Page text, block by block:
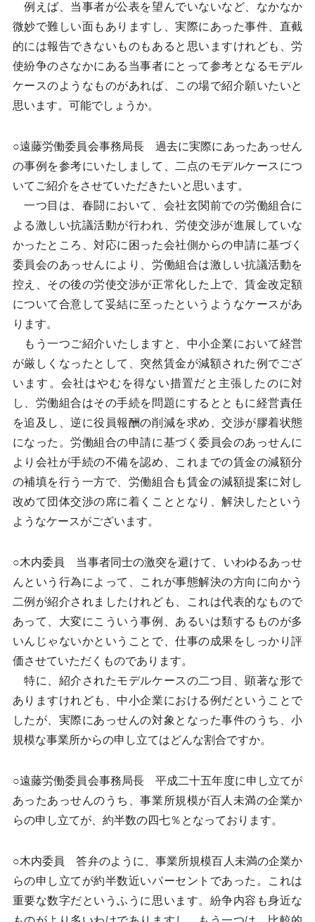
例えば、当事者が公表を望んでいないなど、なかなか
微妙で難しい面もありますし、実際にあった事件、直截
的には報告できないものもあると思いますけれども、労
使紛争のさなかにある当事者にとって参考となるモデル
ケースのようなものがあれば、この場で紹介願いたいと
思います。可能でしょうか。
○遠藤労働委員会事務局長 過去に実際にあったあっせん
の事例を参考にいたしまして、二点のモデルケースにつ
いてご紹介をさせていただきたいと思います。
一つ目は、春闘において、会社玄関前での労働組合に
よる激しい抗議活動が行われ、労使交渉が進展していな
かったところ、対応に困った会社側からの申請に基づく
委員会のあっせんにより、労働組合は激しい抗議活動を
控え、その後の労使交渉が正常化した上で、賃金改定額
について合意して妥結に至ったというようなケースがあ
ります。
もう一つご紹介いたしますと、中小企業において経営
が厳しくなったとして、突然賃金が減額された例でござ
います。会社はやむを得ない措置だと主張したのに対
し、労働組合はその手続を問題にするとともに経営責任
を追及し、逆に役員報酬の削減を求め、交渉が膠着状態
になった。労働組合の申請に基づく委員会のあっせんに
より会社が手続の不備を認め、これまでの賃金の減額分
の補填を行う一方で、労働組合も賃金の減額提案に対し
改めて団体交渉の席に着くこととなり、解決したという
ようなケースがございます。
○木内委員 当事者同士の激突を避けて、いわゆるあっせ
んという行為によって、これが事態解決の方向に向かう
二例が紹介されましたけれども、これは代表的なもので
あって、大変にこういう事例、あるいは類するものが多
いんじゃないかということで、仕事の成果をしっかり評
価させていただくものであります。
特に、紹介されたモデルケースの二つ目、顕著な形で
ありますけれども、中小企業における例だということで
したが、実際にあっせんの対象となった事件のうち、小
規模な事業所からの申し立てはどんな割合ですか。
○遠藤労働委員会事務局長 平成二十五年度に申し立てが
あったあっせんのうち、事業所規模が百人未満の企業か
らの申し立てが、約半数の四七％となっております。
○木内委員 答弁のように、事業所規模百人未満の企業か
らの申し立てが約半数近いパーセントであった。これは
重要な数字だというふうに思います。紛争内容も身近な